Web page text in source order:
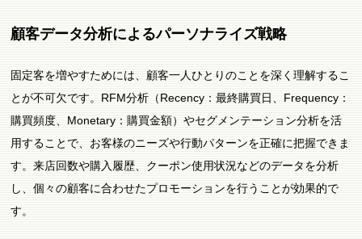
顧客データ分析によるパーソナライズ戦略
固定客を増やすためには、顧客一人ひとりのことを深く理解するこ
とが不可欠です。RFM分析（Recency：最終購買日、Frequency：
購買頻度、Monetary：購買金額）やセグメンテーション分析を活
用することで、お客様のニーズや行動パターンを正確に把握できま
す。来店回数や購入履歴、クーポン使用状況などのデータを分析
し、個々の顧客に合わせたプロモーションを行うことが効果的で
す。